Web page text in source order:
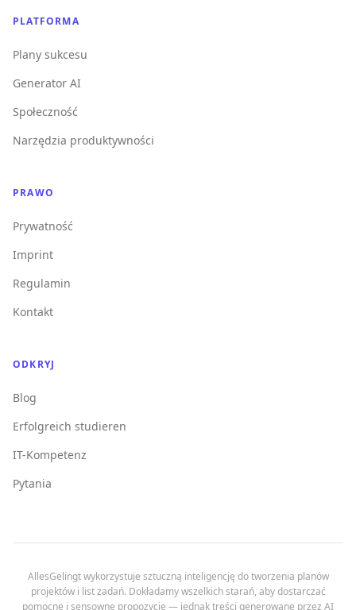
PLATFORMA
Plany sukcesu
Generator AI
Społeczność
Narzędzia produktywności
PRAWO
Prywatność
Imprint
Regulamin
Kontakt
ODKRYJ
Blog
Erfolgreich studieren
IT-Kompetenz
Pytania
AllesGelingt wykorzystuje sztuczną inteligencję do tworzenia planów
projektów i list zadań. Dokładamy wszelkich starań, aby dostarczać
pomocne i sensowne propozycje — jednak treści generowane przez AI